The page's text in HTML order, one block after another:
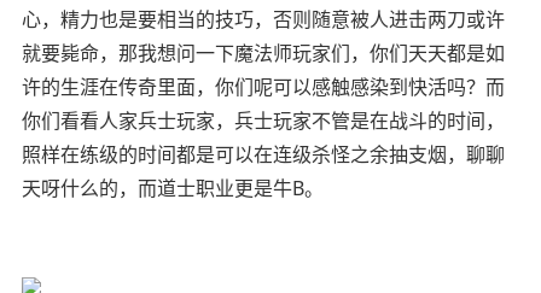
心，精力也是要相当的技巧，否则随意被人进击两刀或许
就要毙命，那我想问一下魔法师玩家们，你们天天都是如
许的生涯在传奇里面，你们呢可以感触感染到快活吗？而
你们看看人家兵士玩家，兵士玩家不管是在战斗的时间，
照样在练级的时间都是可以在连级杀怪之余抽支烟，聊聊
天呀什么的，而道士职业更是牛B。